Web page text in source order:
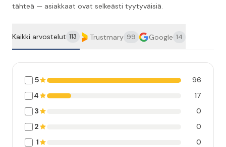
tähteä — asiakkaat ovat selkeästi tyytyväisiä.
Kaikki arvostelut 113 Trustmary 99 Google 14
5
96
4
17
3
0
2
0
1
0